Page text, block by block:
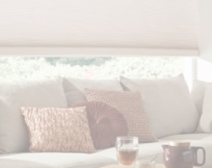
Veiligheid
Contact